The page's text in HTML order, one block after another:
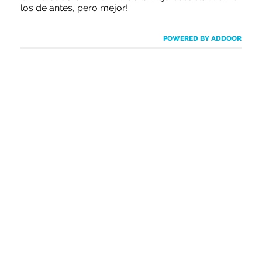
los de antes, pero mejor!
POWERED BY ADDOOR